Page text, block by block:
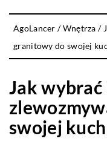
AgoLancer /Wnętrza /
granitowy do swojej
Jak
swojej